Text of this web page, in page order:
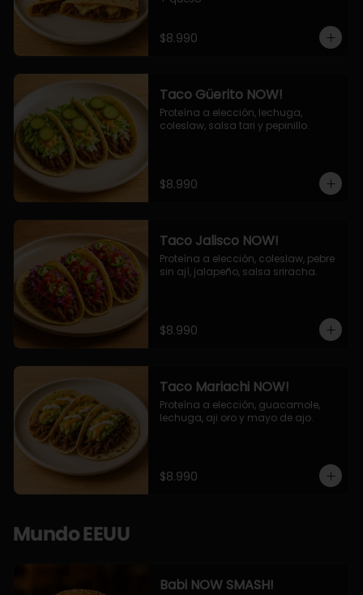
$8.990
Taco Güerito NOW!
Proteína a elección, lechuga,
coleslaw, salsa tari y pepinillo.
$8.990
Taco Jalisco NOW!
Proteína a elección, coleslaw, pebre
sin ají, jalapeño, salsa sriracha.
$8.990
Taco Mariachi NOW!
Proteína a elección, guacamole,
lechuga, aji oro y mayo de ajo.
$8.990
Mundo EEUU
Babi NOW SMASH!